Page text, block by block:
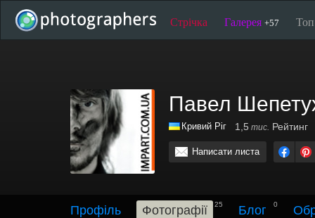
Стрічка Галерея +57
Павел
Кривий Ріг 1,5 тис. Рейтинг
Написати листа
Профіль Фотографії 25 Блог 0